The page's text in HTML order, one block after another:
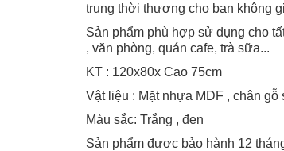
trung thời thượng cho bạn không
Sản phẩm phù hợp sử dụng cho
, văn phòng, quán cafe, trà sữa...
KT : 120x80x Cao 75cm
Vật liệu : Mặt nhựa MDF , chân gỗ
Màu sắc: Trắng , đen
Sản phẩm được bảo hành 12